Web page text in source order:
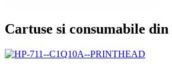
Cartuse si consumabile din